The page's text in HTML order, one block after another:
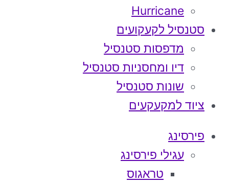
Hurricane
סטנסיל לקעקועים
מדפסות סטנסיל
דיו ומחסניות סטנסיל
שונות סטנסיל
ציוד למקעקעים
פירסינג
עגילי פירסינג
טראגוס